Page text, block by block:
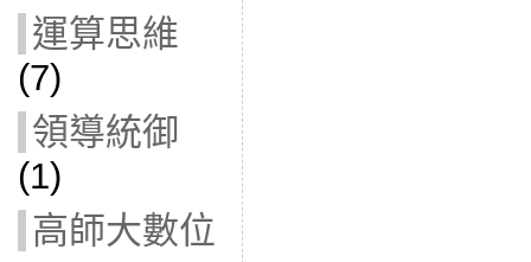
運算思維
(7)
領導統御
(1)
高師大數位